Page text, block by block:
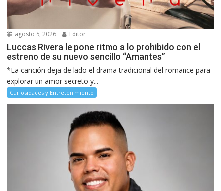
agosto 6, 2026 Editor
Luccas Rivera le pone ritmo a lo prohibido con el
estreno de su nuevo sencillo “Amantes”
*La canción deja de lado el drama tradicional del romance para
explorar un amor secreto y...
Curiosidades y Entretenimiento